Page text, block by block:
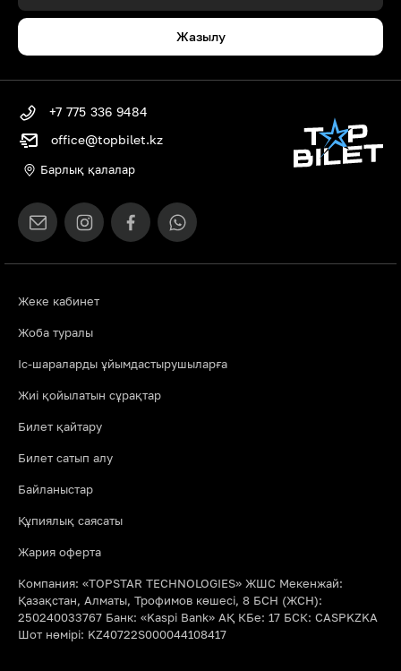
Жазылу
Жеке кабинет
Жоба туралы
Іс-шараларды ұйымдастырушыларға
Жиі қойылатын сұрақтар
Билет қайтару
Билет сатып алу
Байланыстар
Құпиялық саясаты
Жария оферта
Компания: «TOPSTAR TECHNOLOGIES» ЖШС Мекенжай:
Қазақстан, Алматы, Трофимов көшесі, 8 БСН (ЖСН):
250240033767 Банк: «Kaspi Bank» АҚ КБе: 17 БСК: CASPKZKA
Шот нөмірі: KZ40722S000044108417
+7 775 336 9484
office@topbilet.kz
Барлық қалалар